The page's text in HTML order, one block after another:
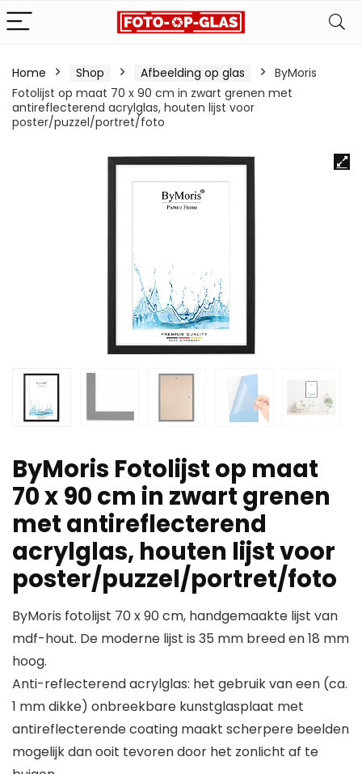
Home Shop Afbeelding op glas
ByMoris
Fotolijst op maat 70 x 90 cm in zwart grenen met
antireflecterend acrylglas, houten lijst voor
poster/puzzel/portret/foto
ByMoris Fotolijst op maat
70 x 90 cm in zwart grenen
met antireflecterend
acrylglas, houten lijst voor
poster/puzzel/portret/foto
ByMoris fotolijst 70 x 90 cm, handgemaakte lijst van
mdf-hout. De moderne lijst is 35 mm breed en 18 mm
hoog.
Anti-reflecterend acrylglas: het gebruik van een (ca.
1 mm dikke) onbreekbare kunstglasplaat met
antireflecterende coating maakt scherpere beelden
mogelijk dan ooit tevoren door het zonlicht af te